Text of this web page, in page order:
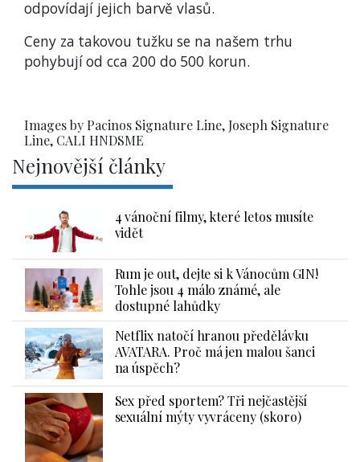
odpovídají jejich barvě vlasů.
Ceny za takovou tužku se na našem trhu
pohybují od cca 200 do 500 korun.
Images by Pacinos Signature Line, Joseph Signature
Line, CALI HNDSME
Nejnovější články
4 vánoční filmy, které letos musíte
vidět
Rum je out, dejte si k Vánocům GIN!
Tohle jsou 4 málo známé, ale
dostupné lahůdky
Netflix natočí hranou předělávku
AVATARA. Proč má jen malou šanci
na úspěch?
Sex před sportem? Tři nejčastější
sexuální mýty vyvráceny (skoro)